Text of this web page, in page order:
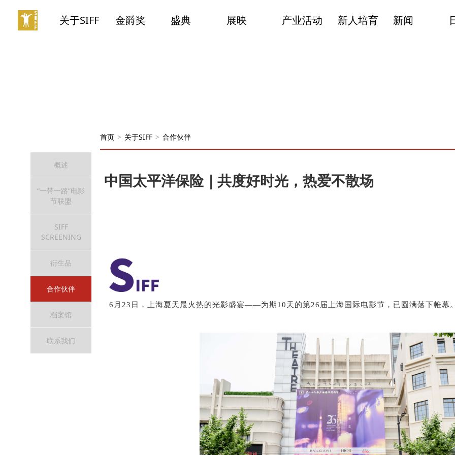
关于SIFF 金爵奖 盛典 展映 产业活动 新人培育 新闻
概述
“一带一路”电影
节联盟
SIFF
SCREENING
衍生品
合作伙伴
档案馆
联系我们
首页 > 关于SIFF > 合作伙伴
中国太平洋保险｜共度好时光，热爱不散场
6月23日，上海夏天最火热的光影盛宴——为期10天的第26届上海国际电影节，已圆满落下帷幕